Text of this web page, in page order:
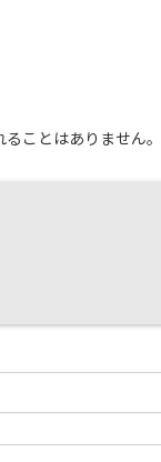
ことはありません。